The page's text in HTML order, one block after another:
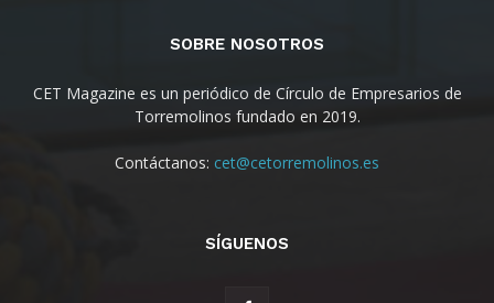
SOBRE NOSOTROS
CET Magazine es un periódico de Círculo de Empresarios de
Torremolinos fundado en 2019.
Contáctanos: cet@cetorremolinos.es
SÍGUENOS